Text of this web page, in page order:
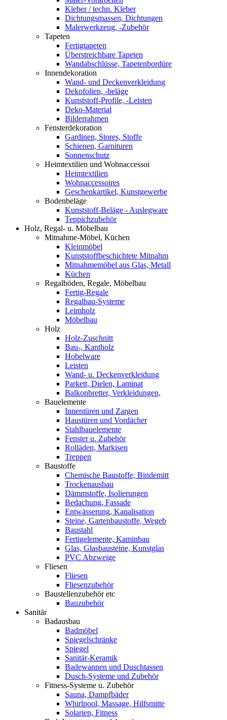
Kleber / techn. Kleber
Dichtungsmassen, Dichtungen
Malerwerkzeug, -Zubehör
Tapeten
Fertigtapeten
Überstreichbare Tapeten
Wandabschlüsse, Tapetenbordüre
Innendekoration
Wand- und Deckenverkleidung
Dekofolien, -beläge
Kunststoff-Profile, -Leisten
Deko-Material
Bilderrahmen
Fensterdekoration
Gardinen, Stores, Stoffe
Schienen, Garnituren
Sonnenschutz
Heimtextilien und Wohnaccessoi
Heimtextilien
Wohnaccessoires
Geschenkartikel, Kunstgewerbe
Bodenbeläge
Kunststoff-Beläge - Auslegware
Teppichzubehör
Holz, Regal- u. Möbelbau
Mitnahme-Möbel, Küchen
Kleinmöbel
Kunststoffbeschichtete Mitnahm
Mitnahmemöbel aus Glas, Metall
Küchen
Regalböden, Regale, Möbelbau
Fertig-Regale
Regalbau-Systeme
Leimholz
Möbelbau
Holz
Holz-Zuschnitt
Bau-, Kantholz
Hobelware
Leisten
Wand- u. Deckenverkleidung
Parkett, Dielen, Laminat
Balkonbretter, Verkleidungen,
Bauelemente
Innentüren und Zargen
Haustüren und Vordächer
Stahlbauelemente
Fenster u. Zubehör
Rolläden, Markisen
Treppen
Baustoffe
Chemische Baustoffe, Bindemitt
Trockenausbau
Dämmstoffe, Isolierungen
Bedachung, Fassade
Entwässerung, Kanalisation
Steine, Gartenbaustoffe, Wegeb
Baustahl
Fertigelemente, Kaminbau
Glas, Glasbausteine, Kunstglas
PVC Abzweige
Fliesen
Fliesen
Fliesenzubehör
Baustellenzubehör etc
Bauzubehör
Sanitär
Badausbau
Badmöbel
Spiegelschränke
Spiegel
Sanitär-Keramik
Badewannen und Duschtassen
Dusch-Systeme und Zubehör
Fitness-Systeme u. Zubehör
Sauna, Dampfbäder
Whirlpool, Massage, Hilfsmitte
Solarien, Fitness